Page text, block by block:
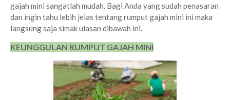
gajah mini sangatlah mudah. Bagi Anda yang sudah penasaran
dan ingin tahu lebih jelas tentang rumput gajah mini ini maka
langsung saja simak ulasan dibawah ini.
KEUNGGULAN RUMPUT GAJAH MINI